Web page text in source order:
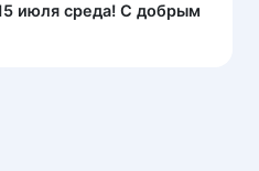
июля среда! С добрым